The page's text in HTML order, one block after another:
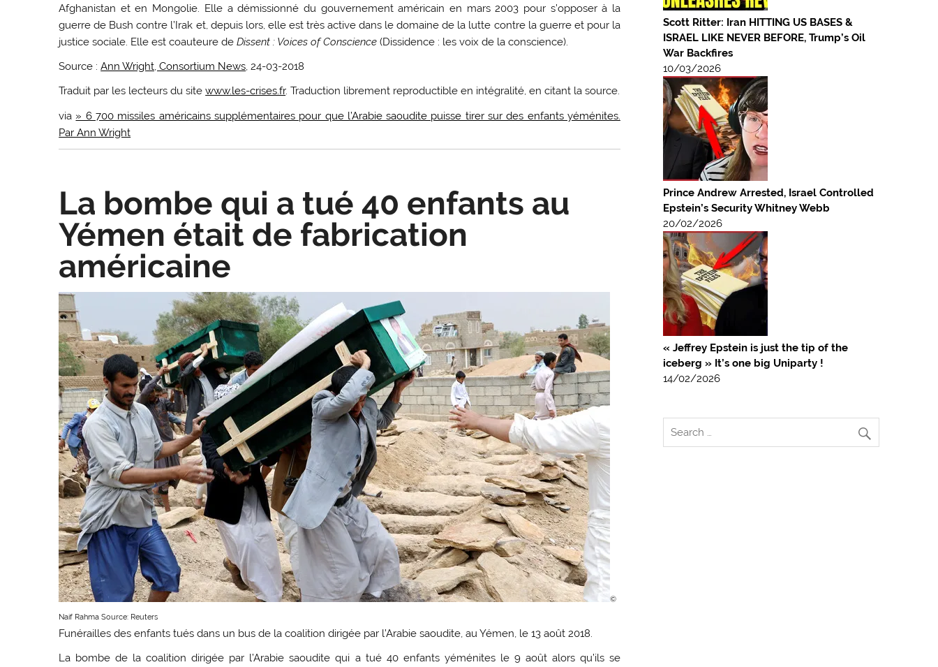
Afghanistan et en Mongolie. Elle a démissionné du gouvernement américain en mars 2003 pour s’opposer à la
guerre de Bush contre l’Irak et, depuis lors, elle est très active dans le domaine de la lutte contre la guerre et pour la
justice sociale. Elle est coauteure deDissent : Voices of Conscience (Dissidence : les voix de la conscience).
Source :Ann Wright, Consortium News, 24-03-2018
Traduit par les lecteurs du sitewww.les-crises.fr. Traduction librement reproductible en intégralité, en citant la source.
via » 6 700 missiles américains supplémentaires pour que l’Arabie saoudite puisse tirer sur des enfants yéménites.
Par Ann Wright
La bombe qui a tué 40 enfants au
Yémen était de fabrication
américaine
©
Naif Rahma Source: Reuters
Funérailles des enfants tués dans un bus de la coalition dirigée par l’Arabie saoudite, au Yémen, le 13 août 2018.
La bombe de la coalition dirigée par l’Arabie saoudite qui a tué 40 enfants yéménites le 9 août alors qu’ils se
Scott Ritter: Iran HITTING US BASES &
ISRAEL LIKE NEVER BEFORE, Trump’s Oil
War Backfires
10/03/2026
Prince Andrew Arrested, Israel Controlled
Epstein’s Security Whitney Webb
20/02/2026
« Jeffrey Epstein is just the tip of the
iceberg » It’s one big Uniparty !
14/02/2026